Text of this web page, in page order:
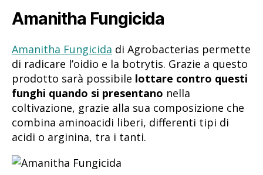
Amanitha Fungicida
Amanitha Fungicida di Agrobacterias permette
di radicare l’oidio e la botrytis. Grazie a questo
prodotto sarà possibile lottare contro questi
funghi quando si presentano nella
coltivazione, grazie alla sua composizione che
combina aminoacidi liberi, differenti tipi di
acidi o arginina, tra i tanti.